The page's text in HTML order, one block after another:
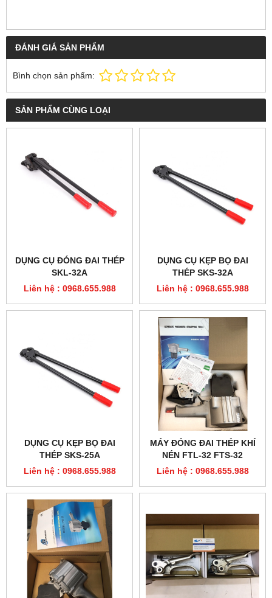
ĐÁNH GIÁ SẢN PHẨM
Bình chọn sản phẩm:
SẢN PHẨM CÙNG LOẠI
DỤNG CỤ ĐÓNG ĐAI THÉP
SKL-32A
Liên hệ : 0968.655.988
DỤNG CỤ KẸP BỌ ĐAI
THÉP SKS-32A
Liên hệ : 0968.655.988
DỤNG CỤ KẸP BỌ ĐAI
THÉP SKS-25A
Liên hệ : 0968.655.988
MÁY ĐÓNG ĐAI THÉP KHÍ
NÉN FTL-32 FTS-32
Liên hệ : 0968.655.988